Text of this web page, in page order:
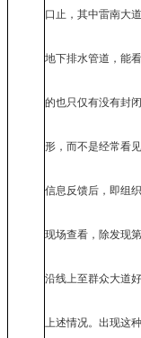
口止，其中雷南大
地下排水管道，能
的也只仅有没有封
形，而不是经常看
信息反馈后，即组
现场查看，除发现
沿线上至群众大道
上述情况。出现这